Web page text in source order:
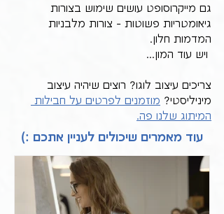
גם מייקרוסופט עושים שימוש בצורות
גיאומטריות פשוטות - צורות מלבניות
המדמות חלון.
צריכים עיצוב לוגו? רוצים שיהיה עיצוב
מיניליסטי? מוזמנים לפרטים על חבילות
המיתוג שלנו פה.
עוד מאמרים שיכולים לעניין אתכם :)